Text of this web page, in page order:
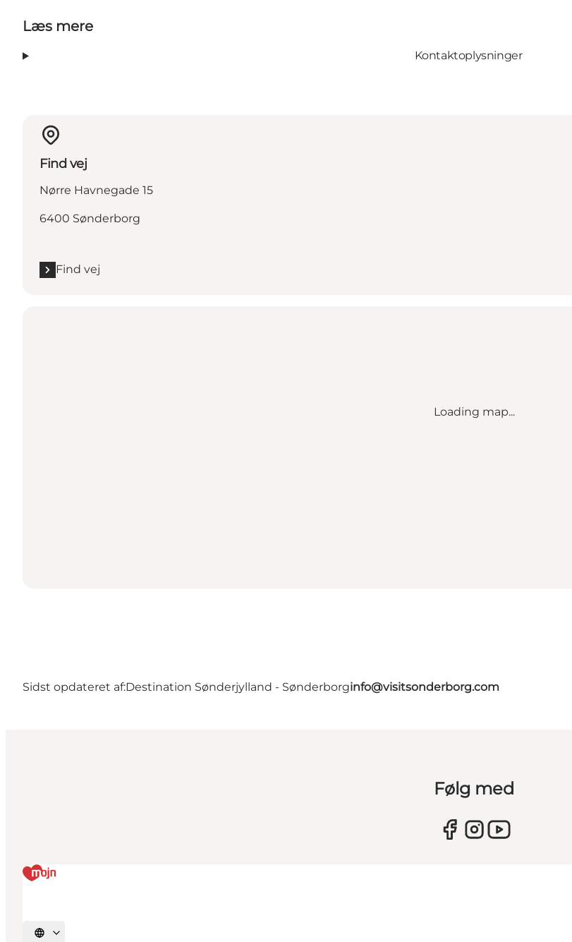
Læs mere
Kontaktoplysninger
Find vej
Nørre Havnegade 15
6400 Sønderborg
Find vej
Loading map...
Sidst opdateret af:Destination Sønderjylland - Sønderborginfo@visitsonderborg.com
Følg med
Vælg sprog